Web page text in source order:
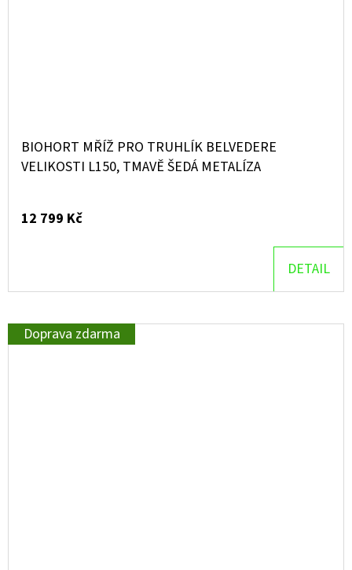
BIOHORT MŘÍŽ PRO TRUHLÍK BELVEDERE
VELIKOSTI L150, TMAVĚ ŠEDÁ METALÍZA
12 799 Kč
DETAIL
Doprava zdarma